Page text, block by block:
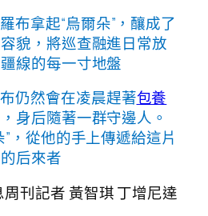
布拿起“烏爾朵”，釀成了
貌，將巡查融進日常放
線的每一寸地盤
仍然會在凌晨趕著包養
身后隨著一群守邊人。
，從他的手上傳遞給這片
后來者
刊記者 黃智琪 丁增尼達